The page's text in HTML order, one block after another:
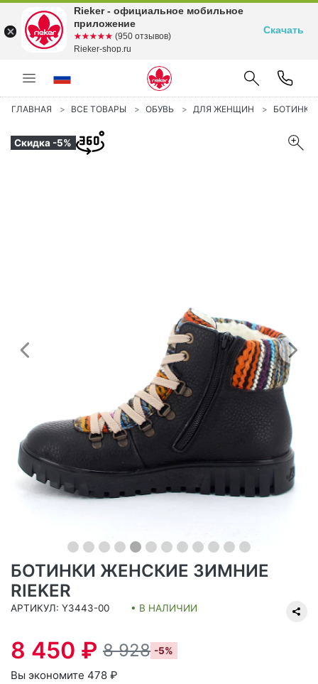
ГЛАВНАЯ ВСЕ ТОВАРЫ ОБУВЬ ДЛЯ ЖЕНЩИН БОТИНКИ
Скидка -5%
Предыдущий
БОТИНКИ ЖЕНСКИЕ ЗИМНИЕ
RIEKER
АРТИКУЛ: Y3443-00 • В НАЛИЧИИ
8 450 ₽ 8 928 -5%
Вы экономите 478 ₽
Rieker - официальное мобильное
приложение
☆☆☆☆☆
★★★★★ (950 отзывов)
Rieker-shop.ru
Скачать